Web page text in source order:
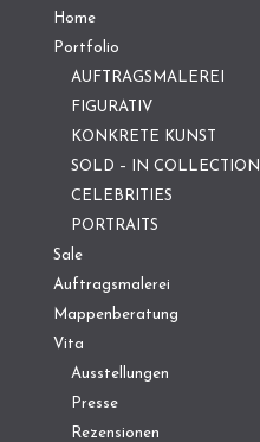
Home
Portfolio
AUFTRAGSMALEREI
FIGURATIV
KONKRETE KUNST
SOLD – IN COLLECTION
CELEBRITIES
PORTRAITS
Sale
Auftragsmalerei
Mappenberatung
Vita
Ausstellungen
Presse
Rezensionen